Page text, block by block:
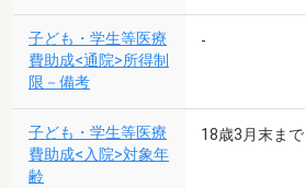
子ども・学生等医療
費助成<通院>所得制
限－備考
-
子ども・学生等医療
費助成<入院>対象年
齢
18歳3月末まで